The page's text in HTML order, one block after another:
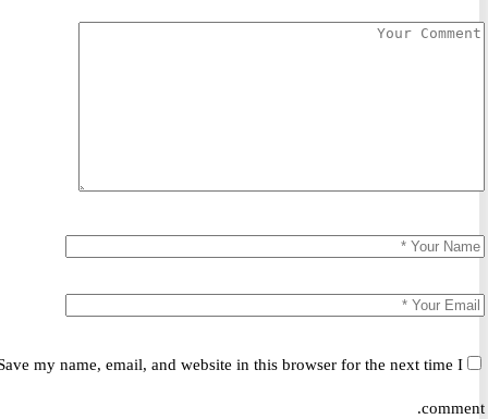
Save my name, email, and website in this browser for the next time